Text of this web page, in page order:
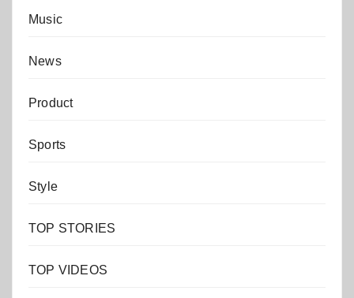
Music
News
Product
Sports
Style
TOP STORIES
TOP VIDEOS